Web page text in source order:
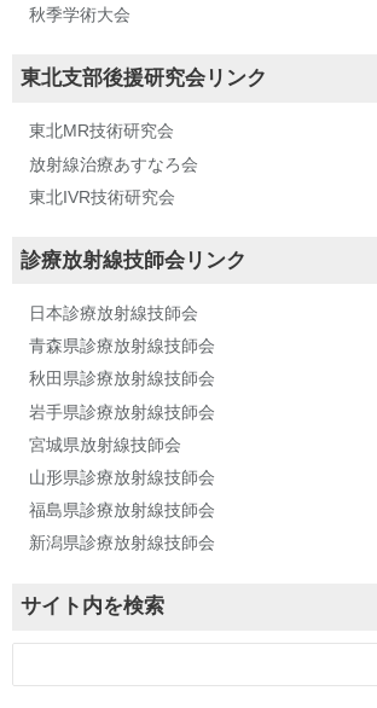
秋季学術大会
東北支部後援研究会リンク
東北MR技術研究会
放射線治療あすなろ会
東北IVR技術研究会
診療放射線技師会リンク
日本診療放射線技師会
青森県診療放射線技師会
秋田県診療放射線技師会
岩手県診療放射線技師会
宮城県放射線技師会
山形県診療放射線技師会
福島県診療放射線技師会
新潟県診療放射線技師会
サイト内を検索